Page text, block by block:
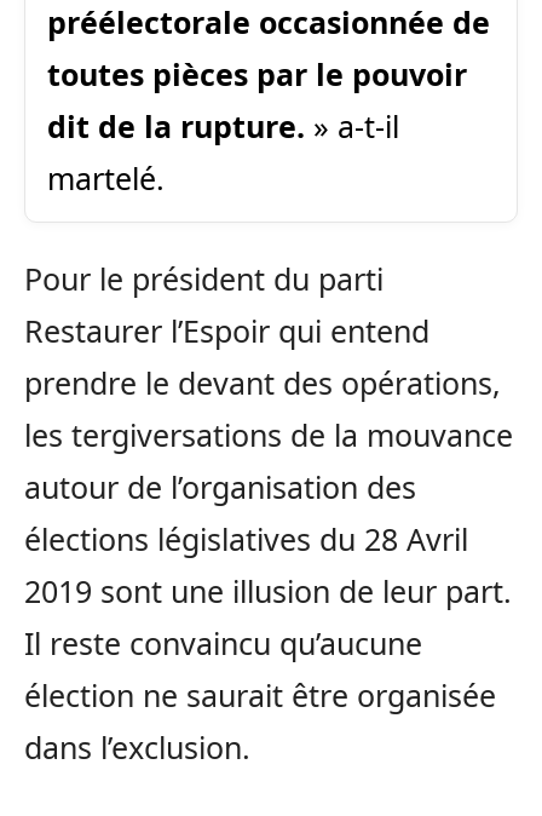
préélectorale occasionnée de
toutes pièces par le pouvoir
dit de la rupture. » a-t-il
martelé.
Pour le président du parti
Restaurer l’Espoir qui entend
prendre le devant des opérations,
les tergiversations de la mouvance
autour de l’organisation des
élections législatives du 28 Avril
2019 sont une illusion de leur part.
Il reste convaincu qu’aucune
élection ne saurait être organisée
dans l’exclusion.